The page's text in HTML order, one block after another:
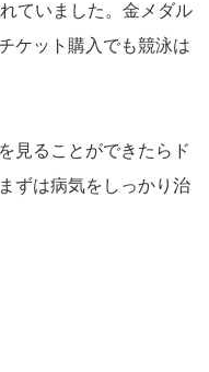
ていました。金メダル
ケット購入でも競泳は
見ることができたらド
ずは病気をしっかり治